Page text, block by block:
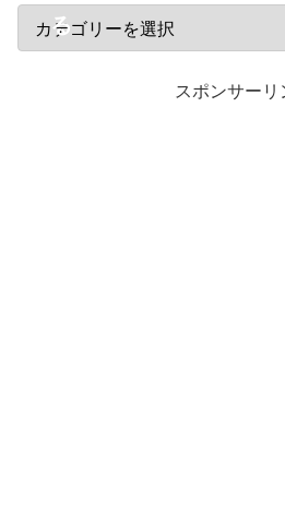
る
スポンサーリ